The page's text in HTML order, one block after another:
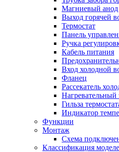
Магниевый анод
Выход горячей
Термостат
Панель
Ручка
Кабель питания
Вход холодной
Фланец
Рассекатель
Гильза
Индикатор
Функции
Монтаж
Схема
Классификация